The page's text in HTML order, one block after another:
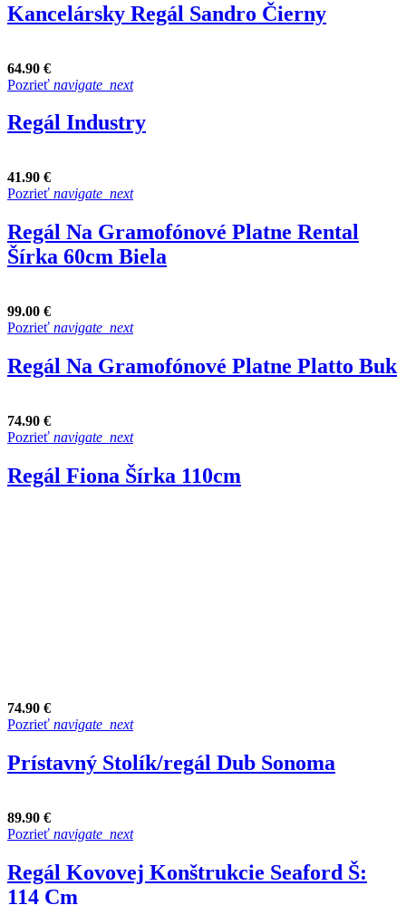
Kancelársky Regál Sandro Čierny
64.90 €
Pozrieť navigate_next
Regál Industry
41.90 €
Pozrieť navigate_next
Regál Na Gramofónové Platne Rental
Šírka 60cm Biela
99.00 €
Pozrieť navigate_next
Regál Na Gramofónové Platne Platto Buk
74.90 €
Pozrieť navigate_next
Regál Fiona Šírka 110cm
74.90 €
Pozrieť navigate_next
Prístavný Stolík/regál Dub Sonoma
89.90 €
Pozrieť navigate_next
Regál Kovovej Konštrukcie Seaford Š:
114 Cm